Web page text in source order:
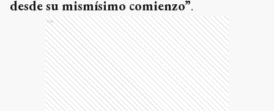
desde su mismísimo comienzo”.
Ads